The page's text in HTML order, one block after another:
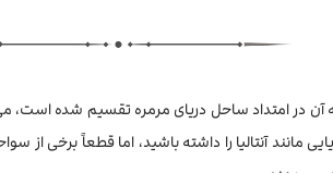
در امتداد ساحل دریای مرمره تقسیم شده است،
مانند آنتالیا را داشته باشید، اما قطعاً